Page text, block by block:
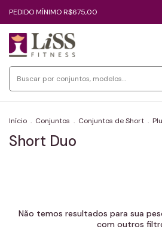
PEDIDO MÍNIMO R$675,00
Início . Conjuntos . Conjuntos de Short .
Short Duo
Não temos resultados para sua
com outros